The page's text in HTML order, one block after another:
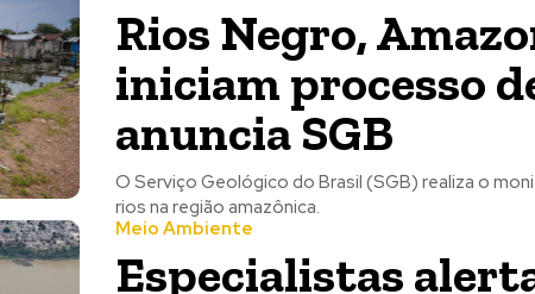
Rios Negro,
iniciam processo
anuncia SGB
O Serviço Geológico do Brasil (SGB) realiza o
rios na região amazônica.
Meio Ambiente
Especialistas